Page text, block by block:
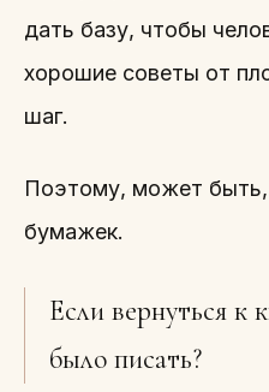
дать базу, чтобы
хорошие советы от
шаг.
Поэтому, может быть,
бумажек.
Если вернуться
было писать?